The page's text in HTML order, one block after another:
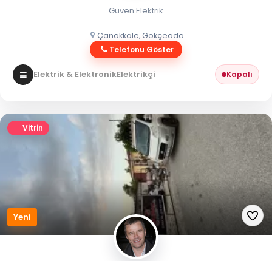
Güven Elektrik
Çanakkale, Gökçeada
Telefonu Göster
Elektrik & ElektronikElektrikçi Kapalı
Vitrin
Yeni